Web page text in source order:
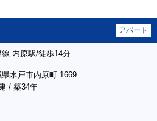
アパート
線 内原駅/徒歩14分
県水戸市内原町 1669
/ 築34年